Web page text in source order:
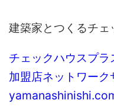
建築家とつくるチェ
チェックハウスプ
加盟店ネットワー